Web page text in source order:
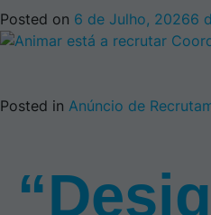
Posted on 6 de Julho, 20266
Posted in Anúncio de